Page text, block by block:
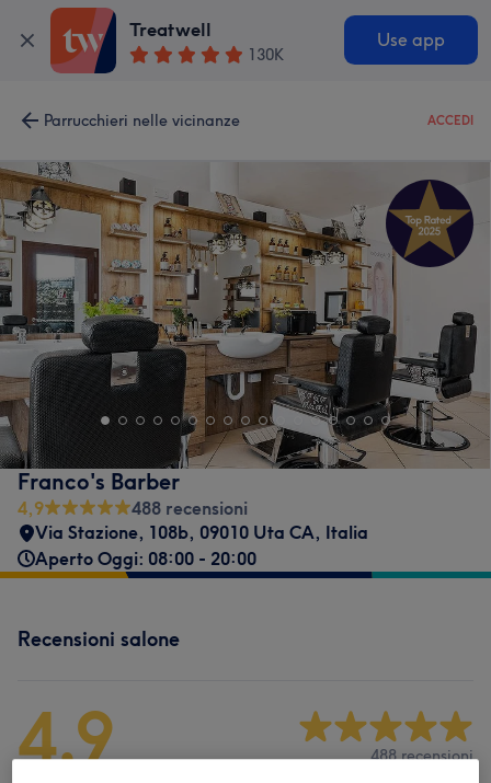
Treatwell
130K
Use app
Parrucchieri nelle vicinanze ACCEDI
Franco's Barber
4,9
488 recensioni
Via Stazione, 108b, 09010 Uta CA, Italia
Aperto Oggi: 08:00 - 20:00
Recensioni salone
4,9 488 recensioni